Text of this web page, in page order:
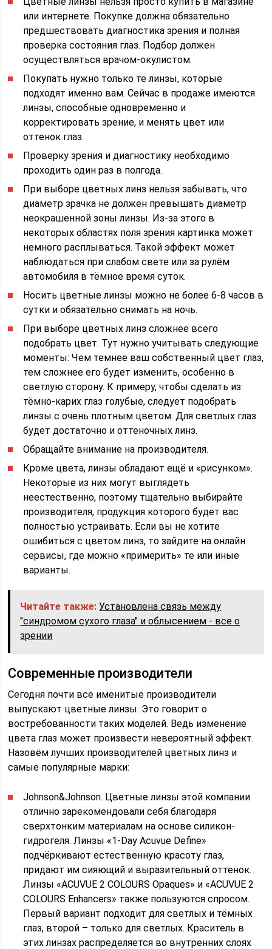
или интернете. Покупке должна обязательно
предшествовать диагностика зрения и полная
проверка состояния глаз. Подбор должен
осуществляться врачом-окулистом.
Покупать нужно только те линзы, которые
подходят именно вам. Сейчас в продаже имеются
линзы, способные одновременно и
корректировать зрение, и менять цвет или
оттенок глаз.
Проверку зрения и диагностику необходимо
проходить один раз в полгода.
При выборе цветных линз нельзя забывать, что
диаметр зрачка не должен превышать диаметр
неокрашенной зоны линзы. Из-за этого в
некоторых областях поля зрения картинка может
немного расплываться. Такой эффект может
наблюдаться при слабом свете или за рулём
автомобиля в тёмное время суток.
Носить цветные линзы можно не более 6-8 часов в
сутки и обязательно снимать на ночь.
При выборе цветных линз сложнее всего
подобрать цвет. Тут нужно учитывать следующие
моменты: Чем темнее ваш собственный цвет глаз,
тем сложнее его будет изменить, особенно в
светлую сторону. К примеру, чтобы сделать из
тёмно-карих глаз голубые, следует подобрать
линзы с очень плотным цветом. Для светлых глаз
будет достаточно и оттеночных линз.
Обращайте внимание на производителя.
Кроме цвета, линзы обладают ещё и «рисунком».
Некоторые из них могут выглядеть
неестественно, поэтому тщательно выбирайте
производителя, продукция которого будет вас
полностью устраивать. Если вы не хотите
ошибиться с цветом линз, то зайдите на онлайн
сервисы, где можно «примерить» те или иные
варианты.
Читайте также: Установлена связь между
"синдромом сухого глаза" и облысением - все о
зрении
Современные производители
Сегодня почти все именитые производители
выпускают цветные линзы. Это говорит о
востребованности таких моделей. Ведь изменение
цвета глаз может произвести невероятный эффект.
Назовём лучших производителей цветных линз и
самые популярные марки:
Johnson&Johnson. Цветные линзы этой компании
отлично зарекомендовали себя благодаря
сверхтонким материалам на основе силикон-
гидрогеля. Линзы «1-Day Acuvue Define»
подчёркивают естественную красоту глаз,
придают им сияющий и выразительный оттенок.
Линзы «ACUVUE 2 COLOURS Opaques» и «ACUVUE 2
COLOURS Enhancers» также пользуются спросом.
Первый вариант подходит для светлых и тёмных
глаз, второй – только для светлых. Краситель в
этих линзах распределяется во внутренних слоях